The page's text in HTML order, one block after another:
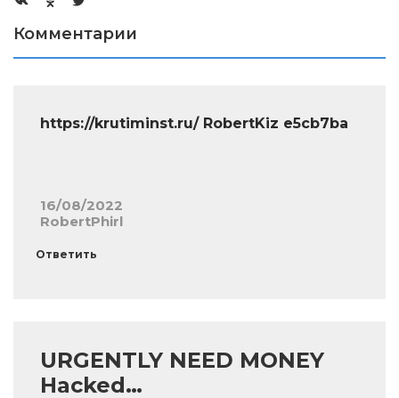
Комментарии
https://krutiminst.ru/ RobertKiz e5cb7ba
16/08/2022
RobertPhirl
Ответить
URGENTLY NEED MONEY
Hacked…